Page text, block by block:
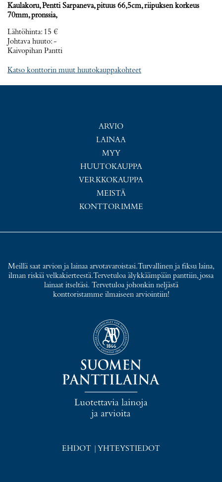
Kaulakoru, Pentti Sarpaneva, pituus 66,5cm, riipuksen korkeus
70mm, pronssia,
Lähtöhinta: 15 €
Johtava huuto:-
Kaivopihan Pantti
Katso konttorin muut huutokauppakohteet
ARVIO
LAINAA
MYY
HUUTOKAUPPA
VERKKOKAUPPA
MEISTÄ
KONTTORIMME
Meillä saat arvion ja lainaa arvotavaroistasi. Turvallinen ja fiksu laina,
ilman riskiä velkakierteestä. Tervetuloa älykkäämpään panttiin, jossa
lainaat itseltäsi. Tervetuloa johonkin neljästä
konttoristamme ilmaiseen arviointiin!
EHDOT YHTEYSTIEDOT